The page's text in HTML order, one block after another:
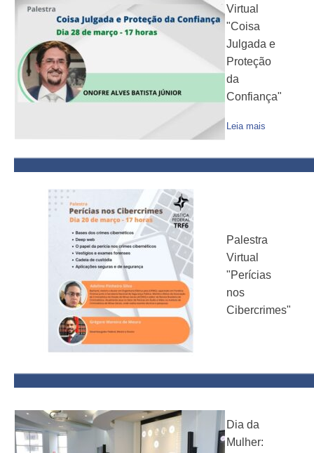
Virtual
"Coisa
Julgada e
Proteção
da
Confiança"
Leia mais
Palestra
Virtual
"Perícias
nos
Cibercrimes"
Dia da
Mulher: